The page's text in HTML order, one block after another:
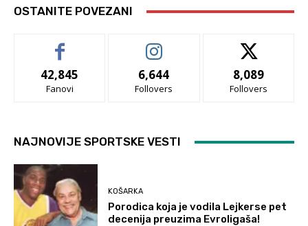
OSTANITE POVEZANI
42,845
Fanovi
6,644
Follovers
8,089
Follovers
NAJNOVIJE SPORTSKE VESTI
KOŠARKA
Porodica koja je vodila Lejkerse pet
decenija preuzima Evroligaša!